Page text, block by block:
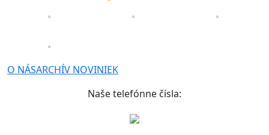
O NÁSARCHÍV NOVINIEK
Naše telefónne čísla: